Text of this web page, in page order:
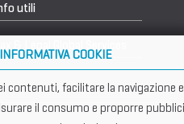
utili
INFORMATIVA COOKIE
contenuti, facilitare la
il consumo e proporre